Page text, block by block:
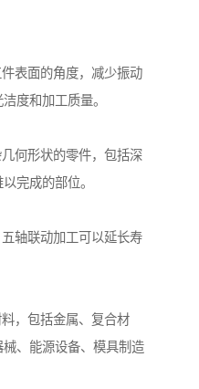
表面的角度，减少振动
度和加工质量。
何形状的零件，包括深
完成的部位。
轴联动加工可以延长寿
，包括金属、复合材
、能源设备、模具制造